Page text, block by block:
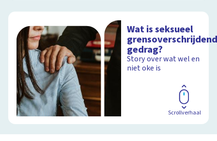
Wat is seksueel
gedrag?
Story over wat wel en
niet oke is
Scrollverhaal